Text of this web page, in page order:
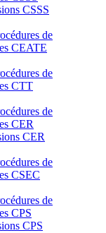
CSSS
de
CEATE
de
CTT
de
CER
CER
de
CSEC
de
CPS
CPS